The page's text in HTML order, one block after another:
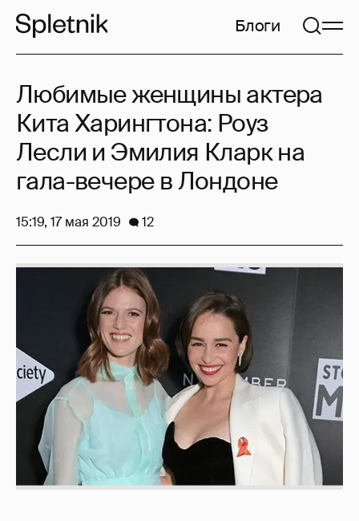
Блоги
Любимые женщины актера
Кита Харингтона: Роуз
Лесли и Эмилия Кларк на
гала-вечере в Лондоне
15:19, 17 мая 2019 12